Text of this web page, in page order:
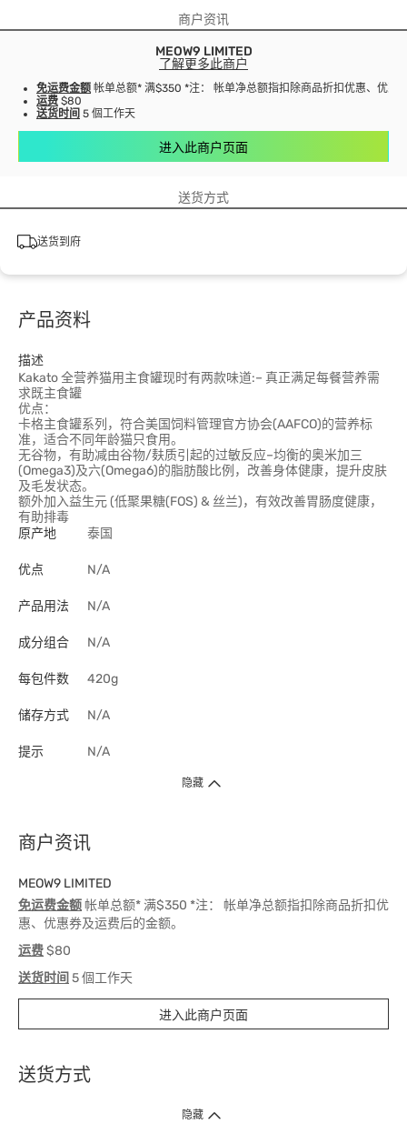
商户资讯
MEOW9 LIMITED
了解更多此商户
免运费金额 帐单总额* 满$350 *注： 帐单净总额指扣除商品折扣优惠、优惠
运费 $80
送货时间 5 個工作天
进入此商户页面
送货方式
送货到府
产品资料
描述
Kakato 全营养猫用主食罐现时有两款味道:– 真正满足每餐营养需
求既主食罐
优点：
卡格主食罐系列，符合美国饲料管理官方协会(AAFCO)的营养标
准，适合不同年龄猫只食用。
无谷物，有助减由谷物/麸质引起的过敏反应–均衡的奥米加三
(Omega3)及六(Omega6)的脂肪酸比例，改善身体健康，提升皮肤
及毛发状态。
额外加入益生元 (低聚果糖(FOS) & 丝兰)，有效改善胃肠度健康，
有助排毒
原产地
泰国
优点 N/A
产品用法 N/A
成分组合 N/A
每包件数 420g
储存方式 N/A
提示 N/A
隐藏
商户资讯
MEOW9 LIMITED
免运费金额帐单总额* 满$350 *注： 帐单净总额指扣除商品折扣优
惠、优惠券及运费后的金额。
运费$80
送货时间 5 個工作天
进入此商户页面
送货方式
1. 送货到府（受卫生署条例规管产品除外 ）
隐藏